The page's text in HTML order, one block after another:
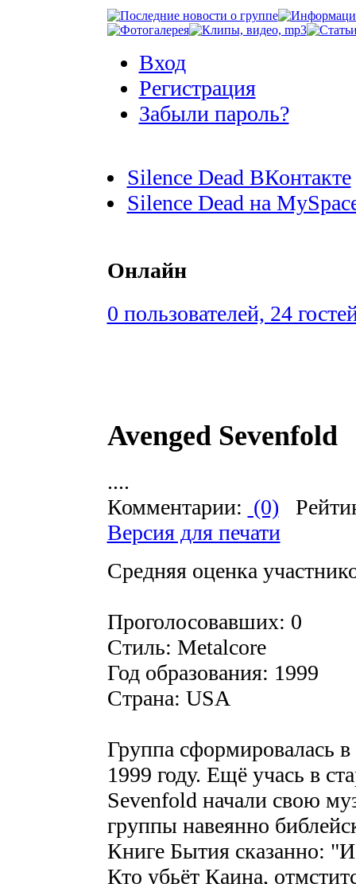
Вход
Регистрация
Забыли пароль?
Silence Dead ВКонтакте
Silence Dead на
Онлайн
0 пользователей, 24
Avenged Sevenfold
....
Комментарии: (0)
Версия для печати
Средняя оценка
Проголосовавших: 0
Стиль: Metalcore
Год образования: 1999
Страна: USA
Группа сформировалась
1999 году. Ещё учась в
Sevenfold начали свою
группы навеянно
Книге Бытия сказанно:
Кто убьёт Каина,